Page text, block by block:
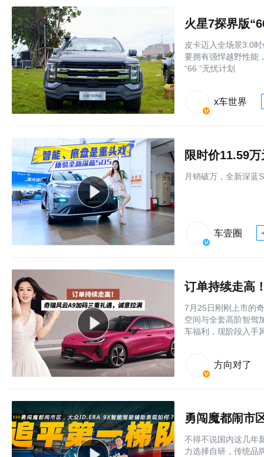
火星7探界版
皮卡迈入全场景3.0
要拥有强悍越野性能
“66 ”无忧计划
x车世界
限时价11.59
月销破万，全新深蓝
车壹圈
订单持续走高
7月25日刚刚上市的
空间与全套高阶智驾
车福利，现阶段入手
方向对了
勇闯魔都闹市
不得不说国内这几年
力选择自研，传统品